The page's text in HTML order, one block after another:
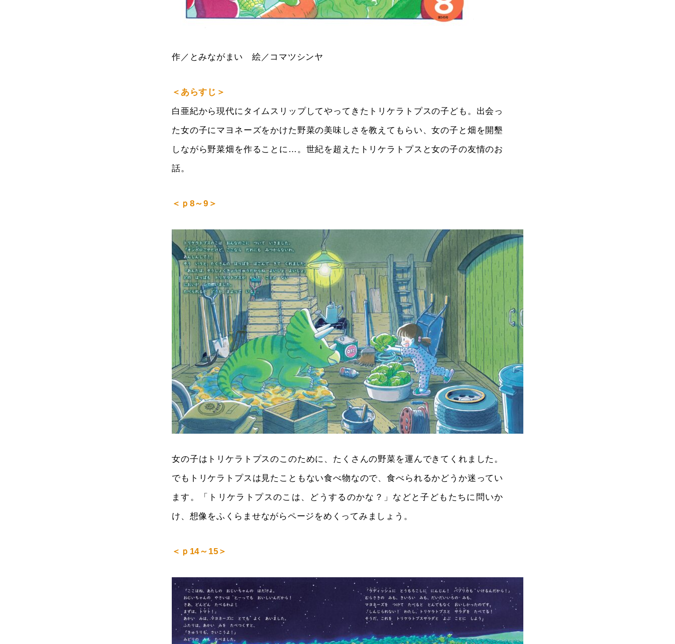
作／とみながまい 絵／コマツシンヤ
＜あらすじ＞
白亜紀から現代にタイムスリップしてやってきたトリケラトプスの子ども。出会っ
た女の子にマヨネーズをかけた野菜の美味しさを教えてもらい、女の子と畑を開墾
しながら野菜畑を作ることに…。世紀を超えたトリケラトプスと女の子の友情のお
話。
＜ｐ8～9＞
女の子はトリケラトプスのこのために、たくさんの野菜を運んできてくれました。
でもトリケラトプスは見たこともない食べ物なので、食べられるかどうか迷ってい
ます。「トリケラトプスのこは、どうするのかな？」などと子どもたちに問いか
け、想像をふくらませながらページをめくってみましょう。
＜ｐ14～15＞